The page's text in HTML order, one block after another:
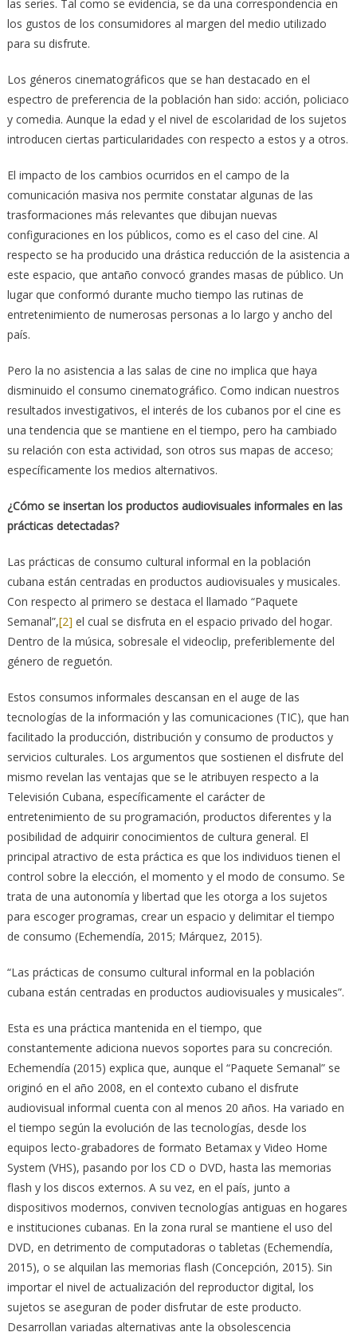
las series. Tal como se evidencia, se da una correspondencia en
los gustos de los consumidores al margen del medio utilizado
para su disfrute.
Los géneros cinematográficos que se han destacado en el
espectro de preferencia de la población han sido: acción, policiaco
y comedia. Aunque la edad y el nivel de escolaridad de los sujetos
introducen ciertas particularidades con respecto a estos y a otros.
El impacto de los cambios ocurridos en el campo de la
comunicación masiva nos permite constatar algunas de las
trasformaciones más relevantes que dibujan nuevas
configuraciones en los públicos, como es el caso del cine. Al
respecto se ha producido una drástica reducción de la asistencia a
este espacio, que antaño convocó grandes masas de público. Un
lugar que conformó durante mucho tiempo las rutinas de
entretenimiento de numerosas personas a lo largo y ancho del
país.
Pero la no asistencia a las salas de cine no implica que haya
disminuido el consumo cinematográfico. Como indican nuestros
resultados investigativos, el interés de los cubanos por el cine es
una tendencia que se mantiene en el tiempo, pero ha cambiado
su relación con esta actividad, son otros sus mapas de acceso;
específicamente los medios alternativos.
¿Cómo se insertan los productos audiovisuales informales en las
prácticas detectadas?
Las prácticas de consumo cultural informal en la población
cubana están centradas en productos audiovisuales y musicales.
Con respecto al primero se destaca el llamado “Paquete
Semanal”,[2] el cual se disfruta en el espacio privado del hogar.
Dentro de la música, sobresale el videoclip, preferiblemente del
género de reguetón.
Estos consumos informales descansan en el auge de las
tecnologías de la información y las comunicaciones (TIC), que han
facilitado la producción, distribución y consumo de productos y
servicios culturales. Los argumentos que sostienen el disfrute del
mismo revelan las ventajas que se le atribuyen respecto a la
Televisión Cubana, específicamente el carácter de
entretenimiento de su programación, productos diferentes y la
posibilidad de adquirir conocimientos de cultura general. El
principal atractivo de esta práctica es que los individuos tienen el
control sobre la elección, el momento y el modo de consumo. Se
trata de una autonomía y libertad que les otorga a los sujetos
para escoger programas, crear un espacio y delimitar el tiempo
de consumo (Echemendía, 2015; Márquez, 2015).
“Las prácticas de consumo cultural informal en la población
cubana están centradas en productos audiovisuales y musicales”.
Esta es una práctica mantenida en el tiempo, que
constantemente adiciona nuevos soportes para su concreción.
Echemendía (2015) explica que, aunque el “Paquete Semanal” se
originó en el año 2008, en el contexto cubano el disfrute
audiovisual informal cuenta con al menos 20 años. Ha variado en
el tiempo según la evolución de las tecnologías, desde los
equipos lecto-grabadores de formato Betamax y Video Home
System (VHS), pasando por los CD o DVD, hasta las memorias
flash y los discos externos. A su vez, en el país, junto a
dispositivos modernos, conviven tecnologías antiguas en hogares
e instituciones cubanas. En la zona rural se mantiene el uso del
DVD, en detrimento de computadoras o tabletas (Echemendía,
2015), o se alquilan las memorias flash (Concepción, 2015). Sin
importar el nivel de actualización del reproductor digital, los
sujetos se aseguran de poder disfrutar de este producto.
Desarrollan variadas alternativas ante la obsolescencia